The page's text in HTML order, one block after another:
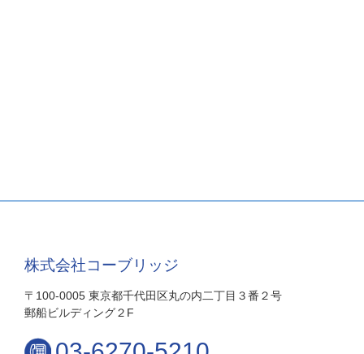
株式会社コーブリッジ
〒100-0005 東京都千代田区丸の内二丁目３番２号
郵船ビルディング２F